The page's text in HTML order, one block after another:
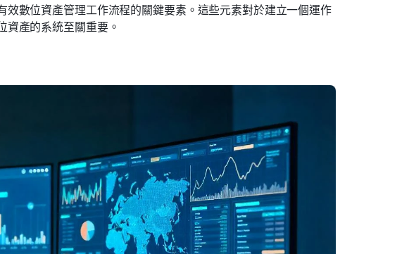
效數位資產管理工作流程的關鍵要素。這些元素對於建立一個運作
資產的系統至關重要。